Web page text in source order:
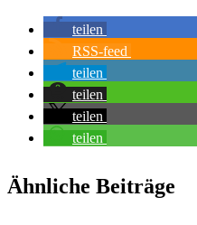
teilen
RSS-feed
teilen
teilen
teilen
teilen
Ähnliche Beiträge